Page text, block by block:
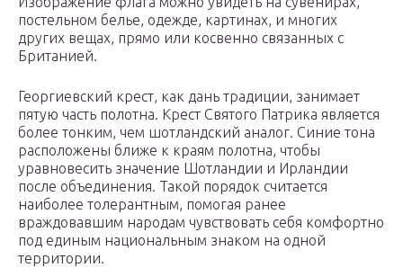
постельном белье, одежде, картинах, и многих
других вещах, прямо или косвенно связанных с
Британией.
Георгиевский крест, как дань традиции, занимает
пятую часть полотна. Крест Святого Патрика является
более тонким, чем шотландский аналог. Синие тона
расположены ближе к краям полотна, чтобы
уравновесить значение Шотландии и Ирландии
после объединения. Такой порядок считается
наиболее толерантным, помогая ранее
враждовавшим народам чувствовать себя комфортно
под единым национальным знаком на одной
территории.